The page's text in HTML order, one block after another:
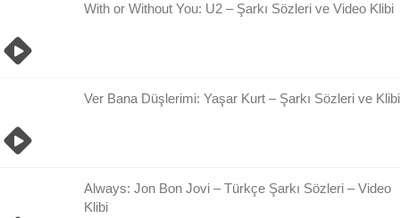
With or Without You: U2 – Şarkı Sözleri ve Video Klibi
Ver Bana Düşlerimi: Yaşar Kurt – Şarkı Sözleri ve Klibi
Always: Jon Bon Jovi – Türkçe Şarkı Sözleri – Video
Klibi